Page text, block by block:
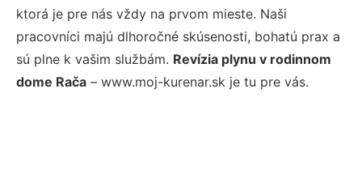
ktorá je pre nás vždy na prvom mieste. Naši
pracovníci majú dlhoročné skúsenosti, bohatú prax a
sú plne k vašim službám. Revízia plynu v rodinnom
dome Rača – www.moj-kurenar.sk je tu pre vás.